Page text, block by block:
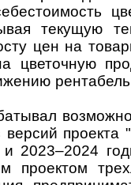
текущую
цен на
цветочную
проекта
2023–2024
проектом